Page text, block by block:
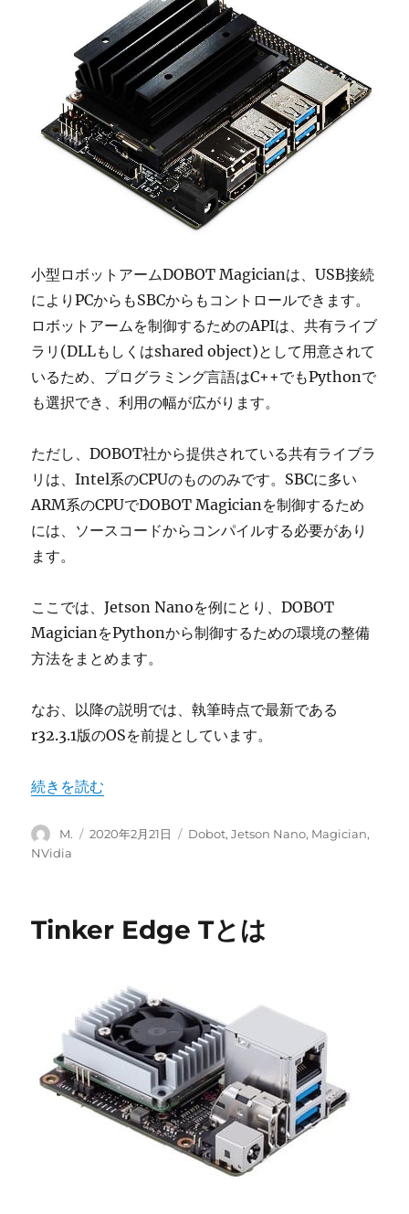
小型ロボットアームDOBOT Magicianは、USB接続
によりPCからもSBCからもコントロールできます。
ロボットアームを制御するためのAPIは、共有ライブ
ラリ(DLLもしくはshared object)として用意されて
いるため、プログラミング言語はC++でもPythonで
も選択でき、利用の幅が広がります。
ただし、DOBOT社から提供されている共有ライブラ
リは、Intel系のCPUのもののみです。SBCに多い
ARM系のCPUでDOBOT Magicianを制御するため
には、ソースコードからコンパイルする必要があり
ます。
ここでは、Jetson Nanoを例にとり、DOBOT
MagicianをPythonから制御するための環境の整備
方法をまとめます。
なお、以降の説明では、執筆時点で最新である
r32.3.1版のOSを前提としています。
“小型ロボットアームDOBOT MagicianをJetson Nano
続きを読む
投
稿
M.
投
2020年2月21日
カ
Dobot,Jetson Nano, Magician,
NVidia
Tinker Edge Tとは